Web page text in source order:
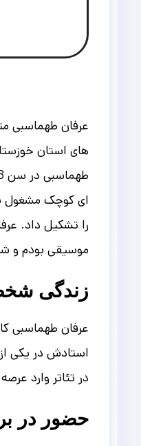
عرفان طهماسبی متولد 25 شهریورماه سال 1377 در شهر زیبای شوشتر استان
های استان
ای کوچک مشغول
را تشکیل داد.
موسیقی بودم و
زندگی
در تئاتر وارد
حضور در